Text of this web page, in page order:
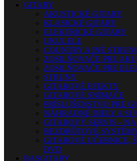
GITARY
AKUSTICKÉ GITARY
KLASICKÉ GITARY
ELEKTRICKÉ GITARY
UKULELE
COUNTRY A INÉ
ZOSILŇOVAČE PRE
ZOSILŇOVAČE PRE
STRUNY
GITAROVÉ EFEKTY
GITAROVÉ SNÍMAČE
PRÍSLUŠENSTVO PRE
NÁHRADNÉ DIELY A
GITAROVÝ SERVIS –
BEZDRÔTOVÉ
GITAROVÉ UČEBNICE,
DVD
BASGITARY